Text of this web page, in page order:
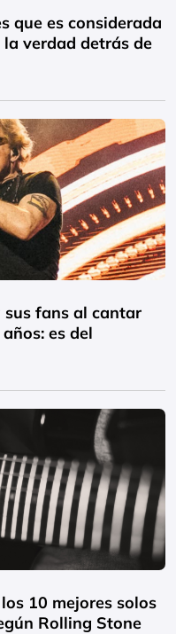
que es considerada
la verdad detrás de
sus fans al cantar
es del
los 10 mejores solos
Rolling Stone